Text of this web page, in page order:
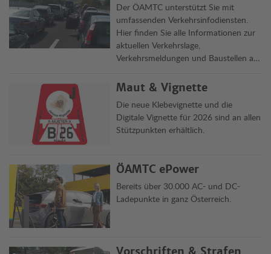
Der ÖAMTC unterstützt Sie mit
umfassenden Verkehrsinfodiensten.
Hier finden Sie alle Informationen zur
aktuellen Verkehrslage,
Verkehrsmeldungen und Baustellen auf
einen Blick.
Maut & Vignette
Die neue Klebevignette und die
Digitale Vignette für 2026 sind an allen
Stützpunkten erhältlich.
ÖAMTC ePower
Bereits über 30.000 AC- und DC-
Ladepunkte in ganz Österreich.